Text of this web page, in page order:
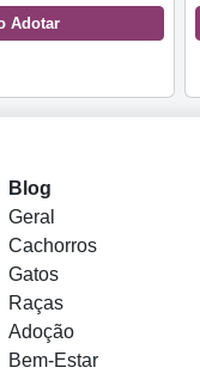
Adotar
Blog
Geral
Cachorros
Gatos
Raças
Adoção
Bem-Estar